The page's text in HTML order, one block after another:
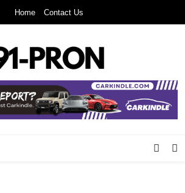
Home Contact Us
Pron
Info Anda